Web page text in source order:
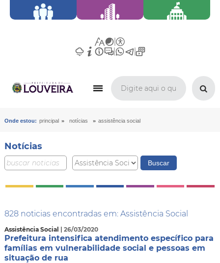
Onde estou: principal » notícias » assistência social
Notícias
828 noticias encontradas em: Assistência Social
Assistência Social | 26/03/2020
Prefeitura intensifica atendimento específico para
famílias em vulnerabilidade social e pessoas em
situação de rua